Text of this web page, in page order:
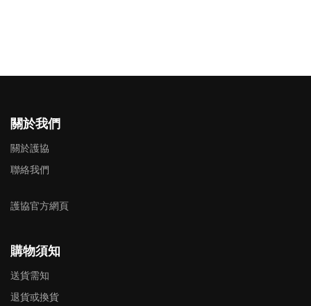
關於我們
關於護協
聯絡我們
護協官方網頁
購物須知
送貨需知
退貨或換貨